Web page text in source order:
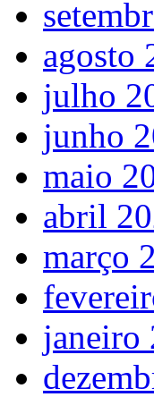
agosto
julho
junho
maio
abril
março
janeiro